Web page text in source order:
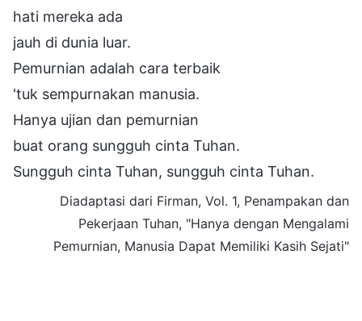
hati mereka ada
jauh di dunia luar.
Pemurnian adalah cara terbaik
'tuk sempurnakan manusia.
Hanya ujian dan pemurnian
buat orang sungguh cinta Tuhan.
Sungguh cinta Tuhan, sungguh cinta Tuhan.
Diadaptasi dari Firman, Vol. 1, Penampakan dan
Pekerjaan Tuhan, "Hanya dengan Mengalami
Pemurnian, Manusia Dapat Memiliki Kasih Sejati"